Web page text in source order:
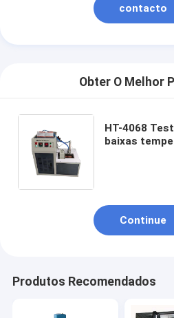
contacto
Obter O Melhor
HT-4068
baixas
Continue
Produtos Recomendados